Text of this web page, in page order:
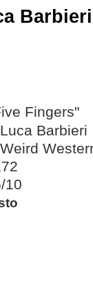
Fingers"
Luca Barbieri
Weird
10